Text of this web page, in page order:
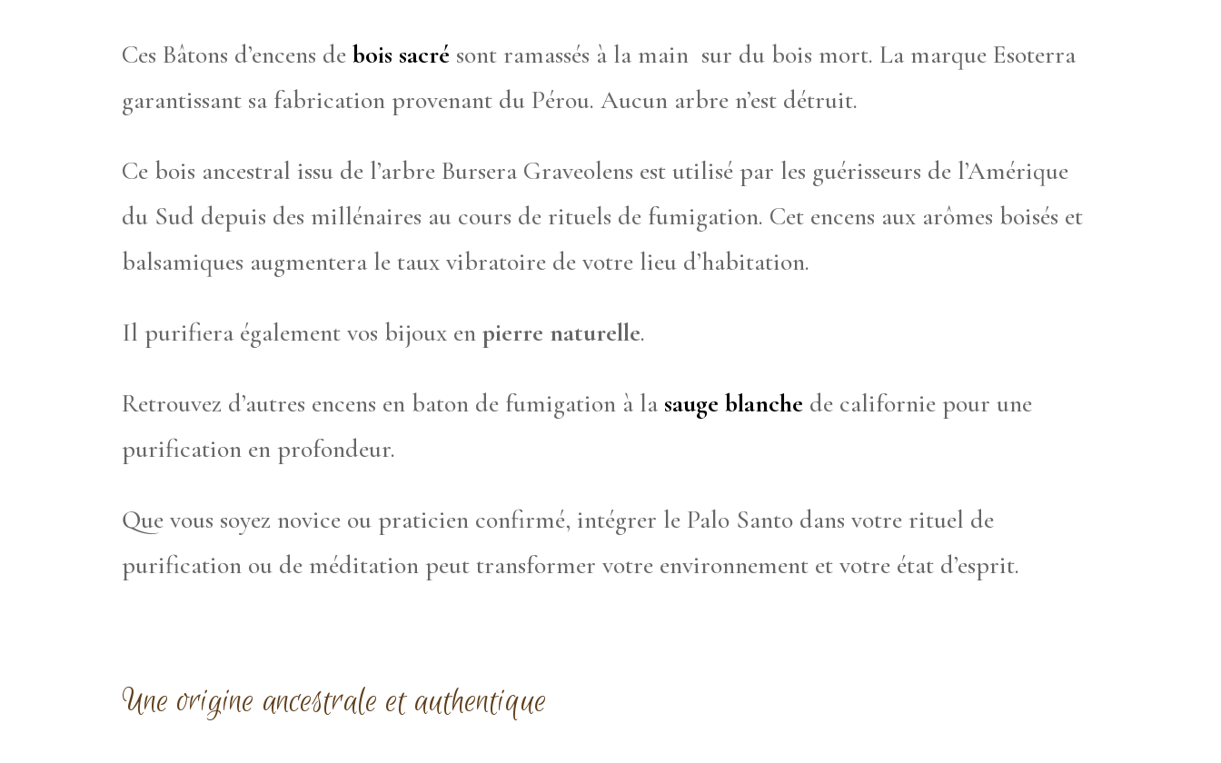
Ces Bâtons d’encens debois sacré sont ramassés à la main sur du bois mort. La marque Esoterra
garantissant sa fabrication provenant du Pérou. Aucun arbre n’est détruit.
Ce bois ancestral issu de l’arbre Bursera Graveolens est utilisé par les guérisseurs de l’Amérique
du Sud depuis des millénaires au cours de rituels de fumigation. Cet encens aux arômes boisés et
balsamiques augmentera le taux vibratoire de votre lieu d’habitation.
Il purifiera également vos bijoux enpierre naturelle.
Retrouvez d’autres encens en baton de fumigation à la sauge blanche de californie pour une
purification en profondeur.
Que vous soyez novice ou praticien confirmé, intégrer le Palo Santo dans votre rituel de
purification ou de méditation peut transformer votre environnement et votre état d’esprit.
Une origine ancestrale et authentique